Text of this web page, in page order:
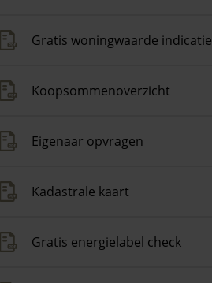
Gratis woningwaarde indicatie
Koopsommenoverzicht
Eigenaar opvragen
Kadastrale kaart
Gratis energielabel check